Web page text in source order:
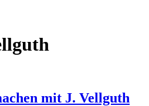
mit J. Vellguth